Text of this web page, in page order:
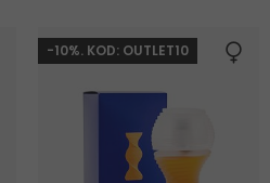
-10%. KOD: OUTLET10